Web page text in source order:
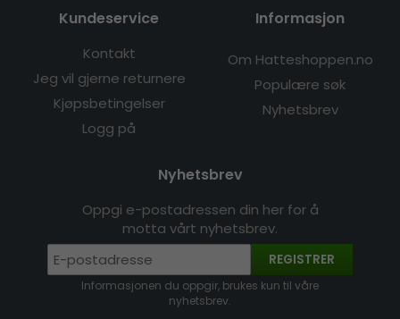
Kundeservice
Kontakt
Jeg vil gjerne returnere
Kjøpsbetingelser
Logg på
Informasjon
Om Hatteshoppen.no
Populære søk
Nyhetsbrev
Nyhetsbrev
Oppgi e-postadressen din her for å
motta vårt nyhetsbrev.
REGISTRER
Informasjonen du oppgir, brukes kun til våre
nyhetsbrev.